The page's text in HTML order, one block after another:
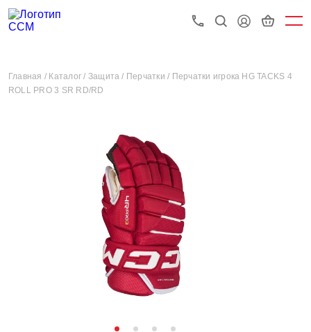
Главная / Каталог / Защита / Перчатки / Перчатки игрока HG TACKS 4
ROLL PRO 3 SR RD/RD